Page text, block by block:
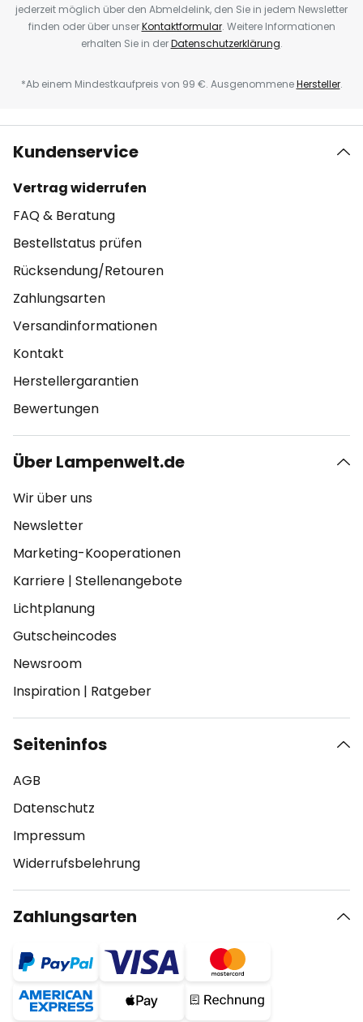
jederzeit möglich über den Abmeldelink, den Sie in jedem Newsletter
finden oder über unserKontaktformular. Weitere Informationen
erhalten Sie in derDatenschutzerklärung.
*Ab einem Mindestkaufpreis von 99 €. AusgenommeneHersteller.
Kundenservice
Vertrag widerrufen
FAQ & Beratung
Bestellstatus prüfen
Rücksendung/Retouren
Zahlungsarten
Versandinformationen
Kontakt
Herstellergarantien
Bewertungen
Über Lampenwelt.de
Wir über uns
Newsletter
Marketing-Kooperationen
Karriere | Stellenangebote
Lichtplanung
Gutscheincodes
Newsroom
Inspiration | Ratgeber
Seiteninfos
AGB
Datenschutz
Impressum
Widerrufsbelehrung
Zahlungsarten